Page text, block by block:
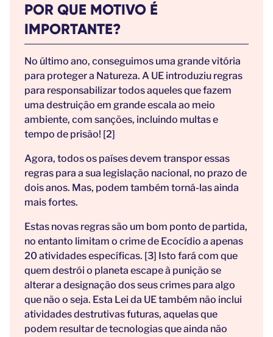
POR QUE MOTIVO É
IMPORTANTE?
No último ano, conseguimos uma grande vitória
para proteger a Natureza. A UE introduziu regras
para responsabilizar todos aqueles que fazem
uma destruição em grande escala ao meio
ambiente, com sanções, incluindo multas e
tempo de prisão! [2]
Agora, todos os países devem transpor essas
regras para a sua legislação nacional, no prazo de
dois anos. Mas, podem também torná-las ainda
mais fortes.
Estas novas regras são um bom ponto de partida,
no entanto limitam o crime de Ecocídio a apenas
20 atividades específicas. [3] Isto fará com que
quem destrói o planeta escape à punição se
alterar a designação dos seus crimes para algo
que não o seja. Esta Lei da UE também não inclui
atividades destrutivas futuras, aquelas que
podem resultar de tecnologias que ainda não